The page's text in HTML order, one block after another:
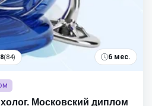
(84) 6 мес.
Московский диплом